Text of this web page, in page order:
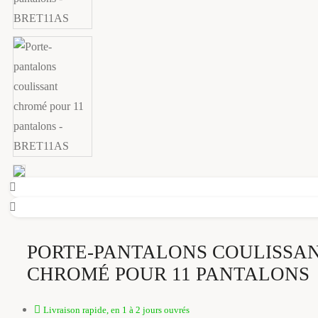
PORTE-PANTALONS
CHROMÉ POUR 11 PANTALONS
Livraison rapide, en 1 à 2 jours ouvrés